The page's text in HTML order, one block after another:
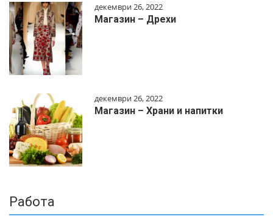
декември 26, 2022
Магазин – Дрехи
декември 26, 2022
Магазин – Храни и напитки
Работа